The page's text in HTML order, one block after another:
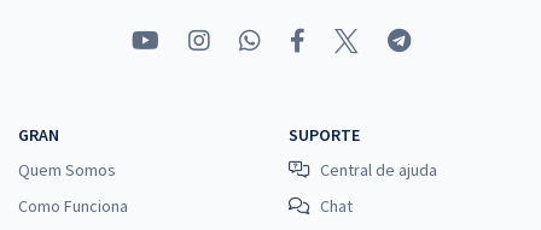
GRAN
Quem Somos
Como Funciona
SUPORTE
Central de ajuda
Chat